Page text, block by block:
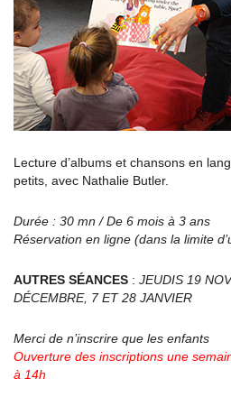
Lecture d’albums et chansons en
petits, avec Nathalie Butler.
Durée : 30 mn / De 6 mois à 3 ans
Réservation en ligne (dans la limite
AUTRES SÉANCES : JEUDIS 19
DÉCEMBRE, 7 ET 28 JANVIER
Merci de n’inscrire que les enfants
Ouverture des inscriptions une
à 14h